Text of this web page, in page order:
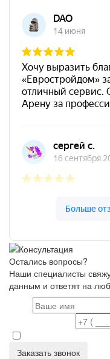
Остались вопросы?
Наши специалисты
данным и ответят на
Даю согласие на
Заказать звонок